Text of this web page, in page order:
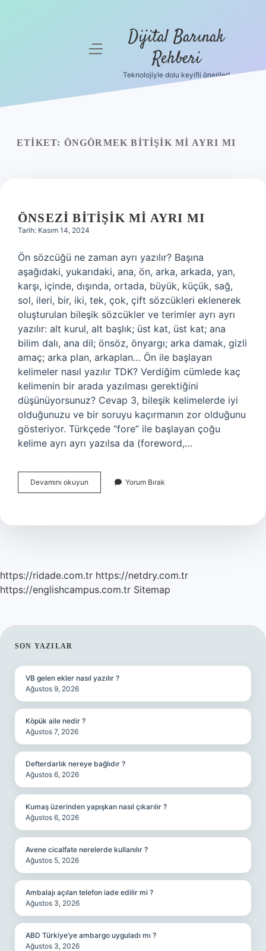
menüyü
Dijital Barınak
Rehberi
Teknolojiyle dolu keyifli öneriler!
ETIKET: ÖNGÖRMEK BITIŞIK MI AYRI MI
ÖNSEZI BITIŞIK MI AYRI MI
Tarih: Kasım 14, 2024
Ön sözcüğü ne zaman ayrı yazılır? Başına
aşağıdaki, yukarıdaki, ana, ön, arka, arkada, yan,
karşı, içinde, dışında, ortada, büyük, küçük, sağ,
sol, ileri, bir, iki, tek, çok, çift sözcükleri eklenerek
oluşturulan bileşik sözcükler ve terimler ayrı ayrı
yazılır: alt kurul, alt başlık; üst kat, üst kat; ana
bilim dalı, ana dil; önsöz, önyargı; arka damak, gizli
amaç; arka plan, arkaplan… Ön ile başlayan
kelimeler nasıl yazılır TDK? Verdiğim cümlede kaç
kelimenin bir arada yazılması gerektiğini
düşünüyorsunuz? Cevap 3, bileşik kelimelerde iyi
olduğunuzu ve bir soruyu kaçırmanın zor olduğunu
gösteriyor. Türkçede “fore” ile başlayan çoğu
kelime ayrı ayrı yazılsa da (foreword,…
Devamını okuyun
Bitişik
Mı
Yorum Bırak
https://ridade.com.tr https://netdry.com.tr
https://englishcampus.com.tr Sitemap
SIDEBAR
SON YAZILAR
VB gelen ekler nasıl yazılır ?
Ağustos 9, 2026
Köpük aile nedir ?
Ağustos 7, 2026
Defterdarlık nereye bağlıdır ?
Ağustos 6, 2026
Kumaş üzerinden yapışkan nasıl çıkarılır ?
Ağustos 6, 2026
Avene cicalfate nerelerde kullanılır ?
Ağustos 5, 2026
Ambalajı açılan telefon iade edilir mi ?
Ağustos 3, 2026
ABD Türkiye’ye ambargo uyguladı mı ?
Ağustos 3, 2026